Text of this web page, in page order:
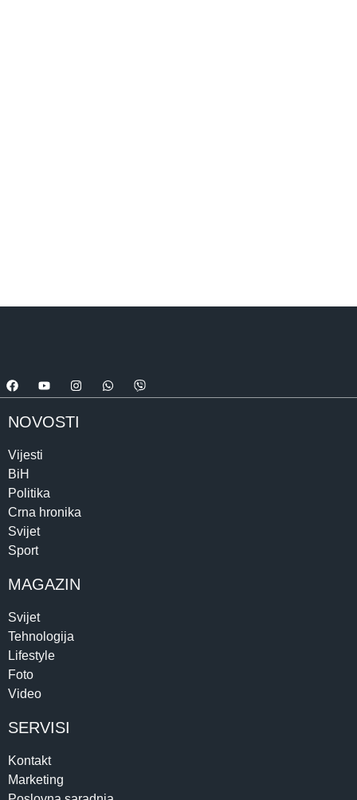
NOVOSTI
Vijesti
BiH
Politika
Crna hronika
Svijet
Sport
MAGAZIN
Svijet
Tehnologija
Lifestyle
Foto
Video
SERVISI
Kontakt
Marketing